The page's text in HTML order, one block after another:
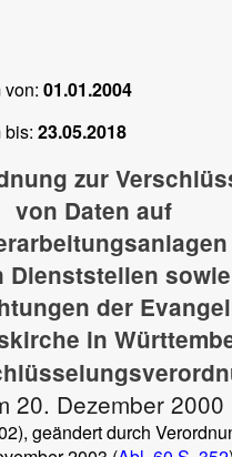
01.01.2004
bis: 23.05.2018
zur
von Daten auf
der
in
20. Dezember 2000
), geändert durch